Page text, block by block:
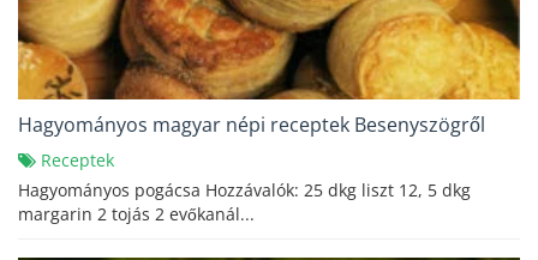
Hagyományos magyar népi receptek Besenyszögről
Receptek
Hagyományos pogácsa Hozzávalók: 25 dkg liszt 12, 5 dkg
margarin 2 tojás 2 evőkanál...